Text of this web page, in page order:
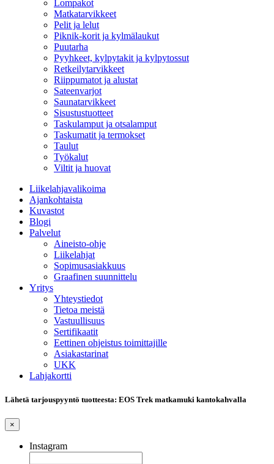
Lompakot
Matkatarvikkeet
Pelit ja lelut
Piknik-korit ja kylmälaukut
Puutarha
Pyyhkeet, kylpytakit ja kylpytossut
Retkeilytarvikkeet
Riippumatot ja alustat
Sateenvarjot
Saunatarvikkeet
Sisustustuotteet
Taskulamput ja otsalamput
Taskumatit ja termokset
Taulut
Työkalut
Viltit ja huovat
Liikelahjavalikoima
Ajankohtaista
Kuvastot
Blogi
Palvelut
Aineisto-ohje
Liikelahjat
Sopimusasiakkuus
Graafinen suunnittelu
Yritys
Yhteystiedot
Tietoa meistä
Vastuullisuus
Sertifikaatit
Eettinen ohjeistus toimittajille
Asiakastarinat
UKK
Lahjakortti
Lähetä tarjouspyyntö tuotteesta: EOS Trek matkamuki kantokahvalla
×
Instagram